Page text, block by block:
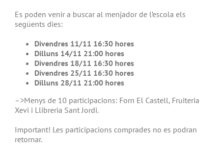
Es poden venir a buscar al menjador de l’escola els
següents dies:
Divendres 11/11 16:30 hores
Dilluns 14/11 21:00 hores
Divendres 18/11 16:30 hores
Divendres 25/11 16:30 hores
Dilluns 28/11 21:00 hores
–>Menys de 10 participacions: Forn El Castell, Fruiteria
Xevi i Llibreria Sant Jordi.
Important! Les participacions comprades no es podran
retornar.